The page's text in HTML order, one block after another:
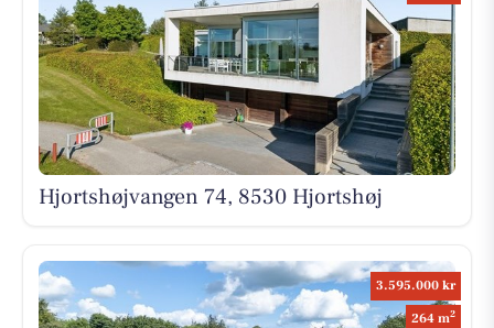
Hjortshøjvangen 74, 8530 Hjortshøj
3.595.000 kr
264 m2